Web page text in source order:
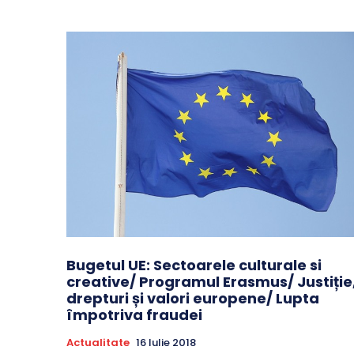
Bugetul UE: Sectoarele culturale si
creative/ Programul Erasmus/
drepturi și valori europene/ Lupta
împotriva fraudei
Actualitate 16 Iulie 2018